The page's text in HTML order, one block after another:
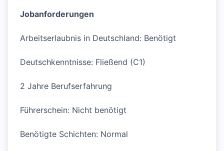
Jobanforderungen
Arbeitserlaubnis in Deutschland: Benötigt
Deutschkenntnisse: Fließend (C1)
2 Jahre Berufserfahrung
Führerschein: Nicht benötigt
Benötigte Schichten: Normal